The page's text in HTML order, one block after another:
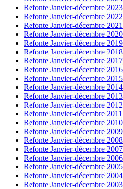
Refonte Janvier-décembre 2023
Refonte Janvier-décembre 2022
Refonte Janvier-décembre 2021
Refonte Janvier-décembre 2020
Refonte Janvier-décembre 2019
Refonte Janvier-décembre 2018
Refonte Janvier-décembre 2017
Refonte Janvier-décembre 2016
Refonte Janvier-décembre 2015
Refonte Janvier-décembre 2014
Refonte Janvier-décembre 2013
Refonte Janvier-décembre 2012
Refonte Janvier-décembre 2011
Refonte Janvier-décembre 2010
Refonte Janvier-décembre 2009
Refonte Janvier-décembre 2008
Refonte Janvier-décembre 2007
Refonte Janvier-décembre 2006
Refonte Janvier-décembre 2005
Refonte Janvier-décembre 2004
Refonte Janvier-décembre 2003